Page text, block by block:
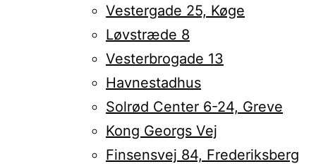
Vestergade 25, Køge
Løvstræde 8
Vesterbrogade 13
Havnestadhus
Solrød Center 6-24, Greve
Kong Georgs Vej
Finsensvej 84, Frederiksberg